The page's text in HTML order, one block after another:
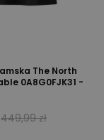
The North
0A8G0FJK31 -
449,99 zł